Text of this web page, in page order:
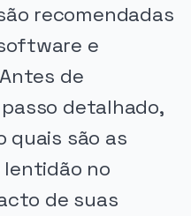
recomendadas
e
de
detalhado,
quais são as
lentidão no
de suas